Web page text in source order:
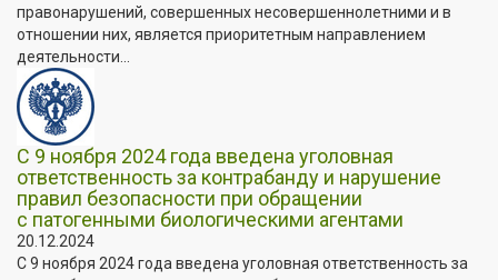
правонарушений, совершенных несовершеннолетними и в
отношении них, является приоритетным направлением
деятельности...
С 9 ноября 2024 года введена уголовная
ответственность за контрабанду и нарушение
правил безопасности при обращении
с патогенными биологическими агентами
20.12.2024
С 9 ноября 2024 года введена уголовная ответственность за